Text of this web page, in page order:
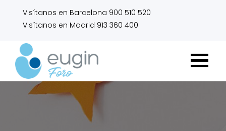
Visítanos en Barcelona 900 510 520
Visítanos en Madrid 913 360 400